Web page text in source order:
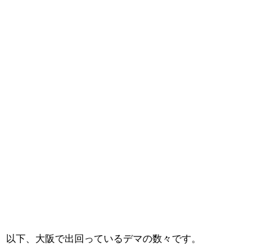
以下、大阪で出回っているデマの数々です。